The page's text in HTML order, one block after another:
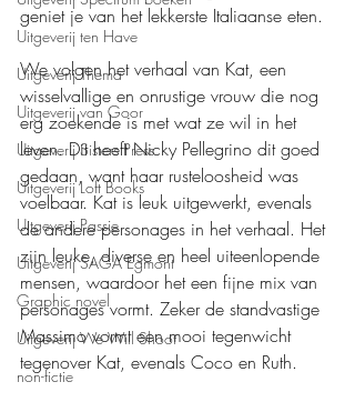
Uitgeverij ten Have
Uitgeverij Thema
Uitgeverij van Goor
Uitgeverij Sisters Press
Uitgeverij Loft Books
Uitgeverij Passie
Uitgeverij SAGA Egmont
Graphic novel
Uitgeverij We Will Shoot
non-fictie
geniet je van het lekkerste Italiaanse eten.
We volgen het verhaal van Kat, een
wisselvallige en onrustige vrouw die nog
erg zoekende is met wat ze wil in het
leven. Dit heeft Nicky Pellegrino dit goed
gedaan, want haar rusteloosheid was
voelbaar. Kat is leuk uitgewerkt, evenals
de andere personages in het verhaal. Het
zijn leuke, diverse en heel uiteenlopende
mensen, waardoor het een fijne mix van
personages vormt. Zeker de standvastige
Massimo vormt een mooi tegenwicht
tegenover Kat, evenals Coco en Ruth.